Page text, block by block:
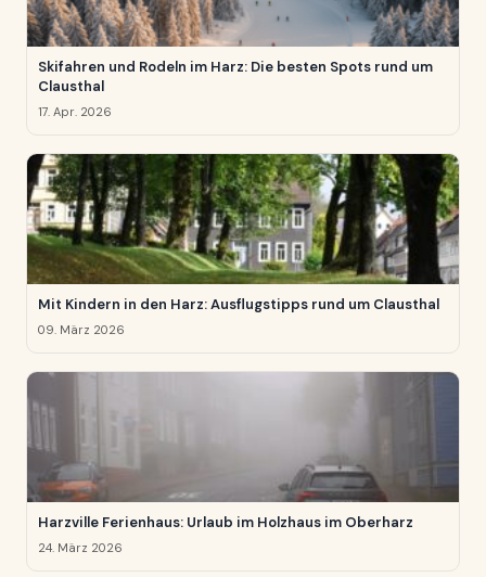
Skifahren und Rodeln im Harz: Die besten Spots rund um
Clausthal
17. Apr. 2026
Mit Kindern in den Harz: Ausflugstipps rund um Clausthal
09. März 2026
Harzville Ferienhaus: Urlaub im Holzhaus im Oberharz
24. März 2026